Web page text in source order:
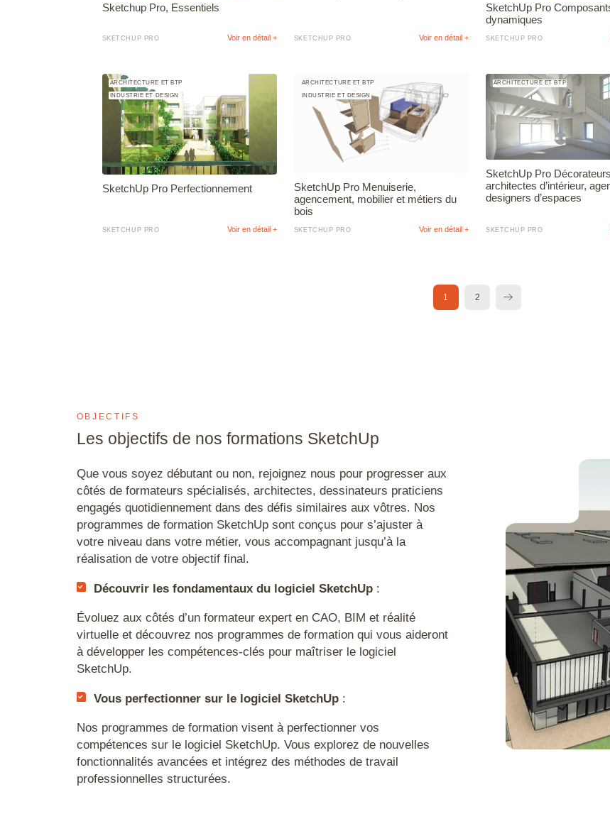
Sketchup Pro, Essentiels
SKETCHUP PRO Voir en détail + SKETCHUP PRO Voir en détail +
SketchUp Pro
dynamiques
SKETCHUP PRO
ARCHITECTURE ET BTP
INDUSTRIE ET DESIGN
SketchUp Pro Perfectionnement
SKETCHUP PRO Voir en détail +
ARCHITECTURE ET BTP
INDUSTRIE ET DESIGN
SketchUp Pro Menuiserie,
agencement, mobilier et métiers du
bois
SKETCHUP PRO Voir en détail +
ARCHITECTURE ET BTP
SketchUp Pro
architectes d’intérieur,
designers d’espaces
SKETCHUP PRO
1 2 >
OBJECTIFS
Les objectifs de nos formations SketchUp
Que vous soyez débutant ou non, rejoignez nous pour progresser aux
côtés de formateurs spécialisés, architectes, dessinateurs praticiens
engagés quotidiennement dans des défis similaires aux vôtres. Nos
programmes de formation SketchUp sont conçus pour s’ajuster à
votre niveau dans votre métier, vous accompagnant jusqu’à la
réalisation de votre objectif final.
Découvrir les fondamentaux du logiciel SketchUp:
Évoluez aux côtés d’un formateur expert en CAO, BIM et réalité
virtuelle et découvrez nos programmes de formation qui vous aideront
à développer les compétences-clés pour maîtriser le logiciel
SketchUp.
Vous perfectionner sur le logiciel SketchUp :
Nos programmes de formation visent à perfectionner vos
compétences sur le logiciel SketchUp. Vous explorez de nouvelles
fonctionnalités avancées et intégrez des méthodes de travail
professionnelles structurées.